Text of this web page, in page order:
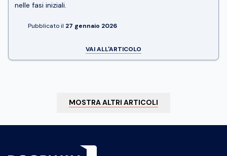
nelle fasi iniziali.
Pubblicato il 27 gennaio 2026
VAI ALL'ARTICOLO
MOSTRA ALTRI ARTICOLI